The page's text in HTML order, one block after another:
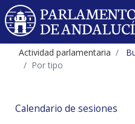
Actividad parlamentaria
Por tipo
Calendario de sesiones